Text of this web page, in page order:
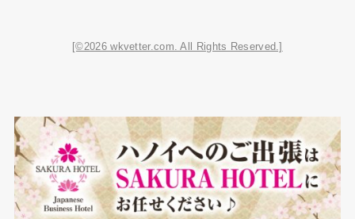
[©2026 wkvetter.com. All Rights Reserved.]